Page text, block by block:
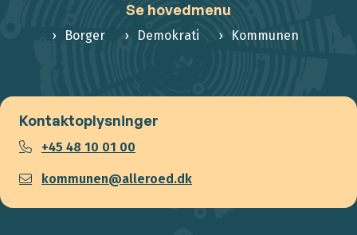
Se hovedmenu
Borger Demokrati Kommunen
Kontaktoplysninger
+45 48 10 01 00
kommunen@alleroed.dk